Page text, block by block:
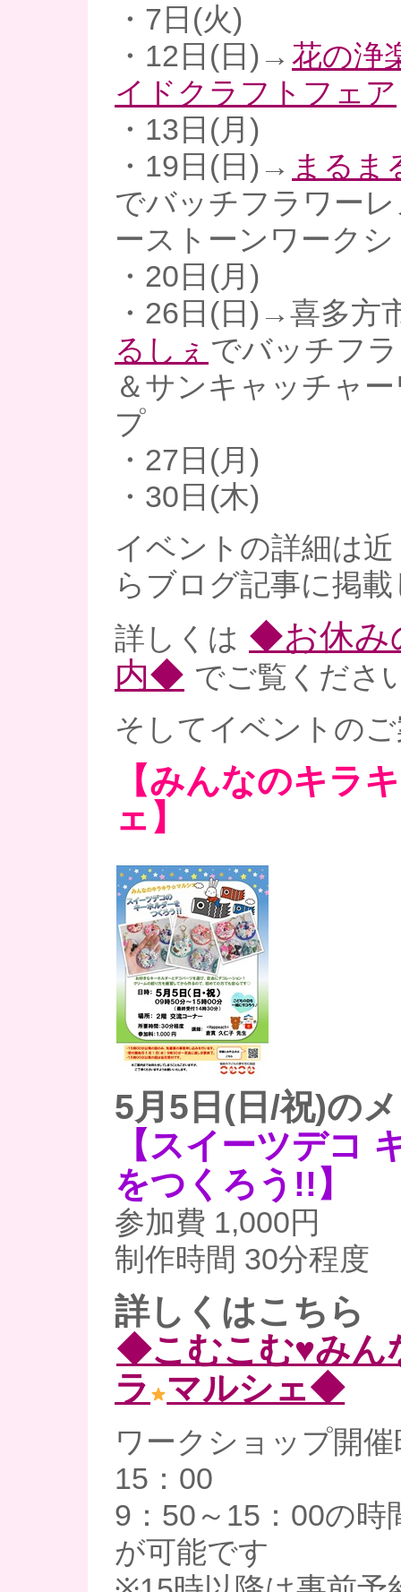
・7日(火)
・12日(日)→ 花の浄
イドクラフトフェア
・13日(月)
・19日(日)→ まるま
でバッチフラワー
ーストーンワーク
・20日(月)
・26日(日)→喜多方
るしぇ でバッチフ
＆サンキャッチャ
プ
・27日(月)
・30日(木)
イベントの詳細は
らブログ記事に掲
詳しくは ◆お休み
内◆ でご覧くださ
そしてイベントの
【みんなのキラ
ェ】
5月5日(日/祝)の
【スイーツデコ
をつくろう!!】
参加費 1,000円
制作時間 30分程度
詳しくはこちら
◆こむこむ♥みん
ラ
マルシェ◆
ワークショップ開
15：00
9：50～15：00の時
が可能です